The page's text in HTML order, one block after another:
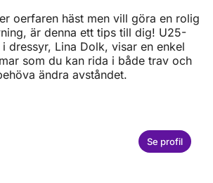
oerfaren häst men vill göra en rolig
är denna ett tips till dig! U25-
dressyr, Lina Dolk, visar en enkel
som du kan rida i både trav och
ändra avståndet.
Se profil